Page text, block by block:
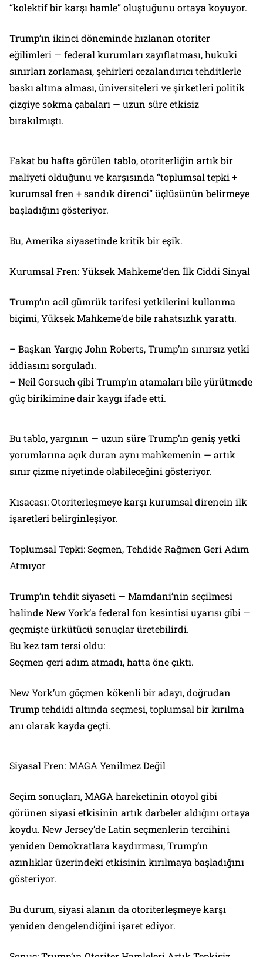
“kolektif bir karşı hamle” oluştuğunu ortaya koyuyor.
Trump’ın ikinci döneminde hızlanan otoriter
eğilimleri — federal kurumları zayıflatması, hukuki
sınırları zorlaması, şehirleri cezalandırıcı tehditlerle
baskı altına alması, üniversiteleri ve şirketleri politik
çizgiye sokma çabaları — uzun süre etkisiz
bırakılmıştı.
Fakat bu hafta görülen tablo, otoriterliğin artık bir
maliyeti olduğunu ve karşısında “toplumsal tepki +
kurumsal fren + sandık direnci” üçlüsünün belirmeye
başladığını gösteriyor.
Bu, Amerika siyasetinde kritik bir eşik.
Kurumsal Fren: Yüksek Mahkeme’den İlk Ciddi Sinyal
Trump’ın acil gümrük tarifesi yetkilerini kullanma
biçimi, Yüksek Mahkeme’de bile rahatsızlık yarattı.
– Başkan Yargıç John Roberts, Trump’ın sınırsız yetki
iddiasını sorguladı.
– Neil Gorsuch gibi Trump’ın atamaları bile yürütmede
güç birikimine dair kaygı ifade etti.
Bu tablo, yargının — uzun süre Trump’ın geniş yetki
yorumlarına açık duran aynı mahkemenin — artık
sınır çizme niyetinde olabileceğini gösteriyor.
Kısacası: Otoriterleşmeye karşı kurumsal direncin ilk
işaretleri belirginleşiyor.
Toplumsal Tepki: Seçmen, Tehdide Rağmen Geri Adım
Atmıyor
Trump’ın tehdit siyaseti — Mamdani’nin seçilmesi
halinde New York’a federal fon kesintisi uyarısı gibi —
geçmişte ürkütücü sonuçlar üretebilirdi.
Bu kez tam tersi oldu:
Seçmen geri adım atmadı, hatta öne çıktı.
New York’un göçmen kökenli bir adayı, doğrudan
Trump tehdidi altında seçmesi, toplumsal bir kırılma
anı olarak kayda geçti.
Siyasal Fren: MAGA Yenilmez Değil
Seçim sonuçları, MAGA hareketinin otoyol gibi
görünen siyasi etkisinin artık darbeler aldığını ortaya
koydu. New Jersey’de Latin seçmenlerin tercihini
yeniden Demokratlara kaydırması, Trump’ın
azınlıklar üzerindeki etkisinin kırılmaya başladığını
gösteriyor.
Bu durum, siyasi alanın da otoriterleşmeye karşı
yeniden dengelendiğini işaret ediyor.